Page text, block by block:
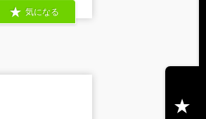
気になる